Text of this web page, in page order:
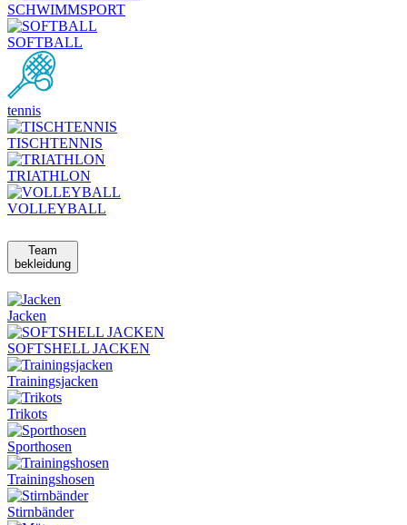
SCHWIMMSPORT
SOFTBALL
tennis
TISCHTENNIS
TRIATHLON
VOLLEYBALL
Team
bekleidung
Jacken
SOFTSHELL JACKEN
Trainingsjacken
Trikots
Sporthosen
Trainingshosen
Stirnbänder